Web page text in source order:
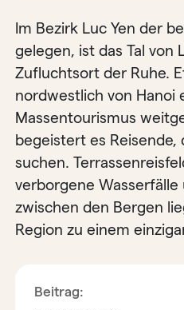
Im Bezirk Luc Yen der
gelegen, ist das Tal von
Zufluchtsort der Ruhe.
nordwestlich von Hanoi
Massentourismus
begeistert es
suchen.
verborgene Wasserfälle
zwischen den Bergen
Region zu einem
Beitrag: